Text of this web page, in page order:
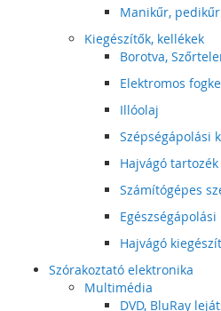
Manikűr,
Kiegészítők, kellékek
Borotva,
Elektromos
Illóolaj
Szépségápolási
Hajvágó tartozék
Számítógépes
Egészségápolási
Hajvágó
Szórakoztató elektronika
Multimédia
DVD, BluRay